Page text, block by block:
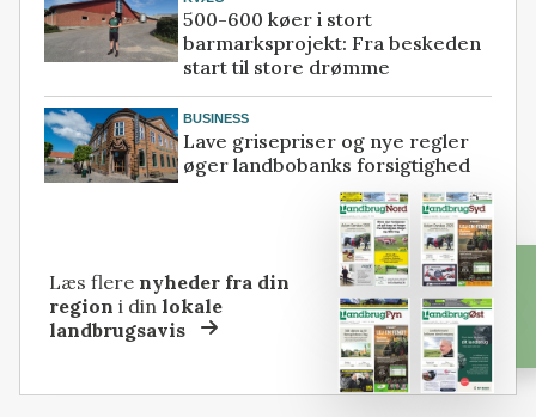
500-600 køer i stort
barmarksprojekt: Fra beskeden
start til store drømme
BUSINESS
Lave grisepriser og nye regler
øger landbobanks forsigtighed
Læs flere nyheder fra din
region i dinlokale
landbrugsavis